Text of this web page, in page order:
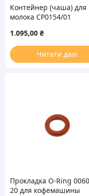
Контейнер (чаша) для
молока CP0154/01
Saeco 421944067741
1.095,00 ₴
Читати далі
Прокладка O-Ring
20 для кофемашины